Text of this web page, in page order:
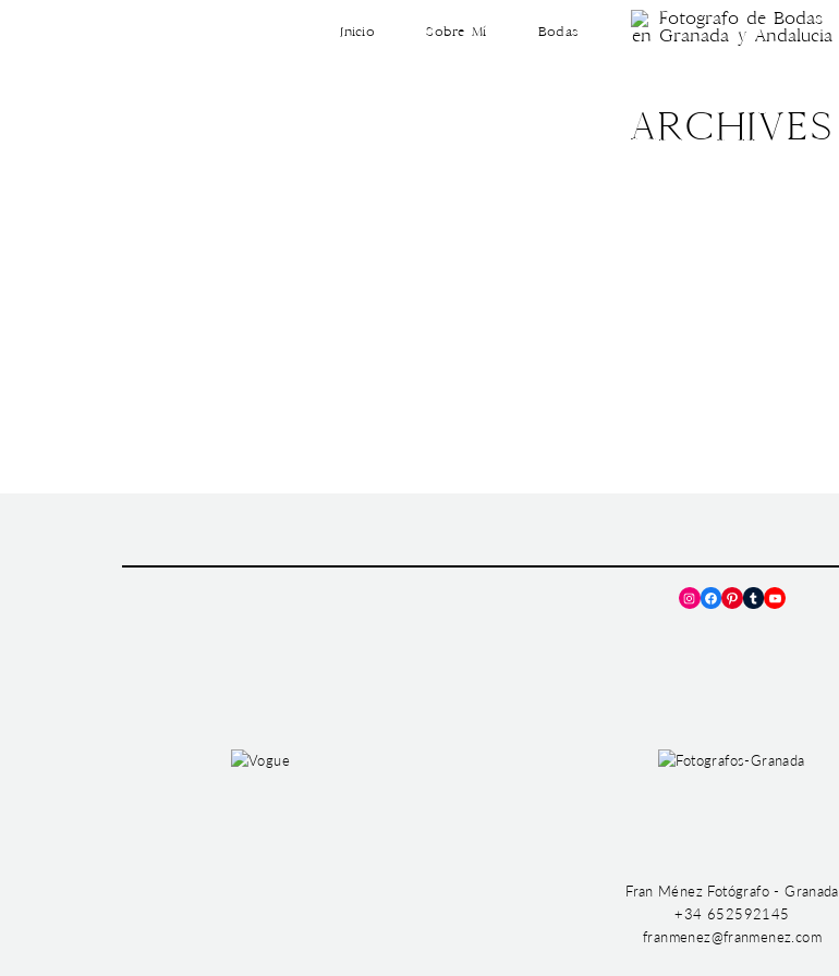
Inicio Sobre Mí Bodas
ARCHIVES
Instagram
Facebook
Pinterest
TumblrYouTube
Fran Ménez Fotógrafo - Granada
+34 652592145
franmenez@franmenez.com